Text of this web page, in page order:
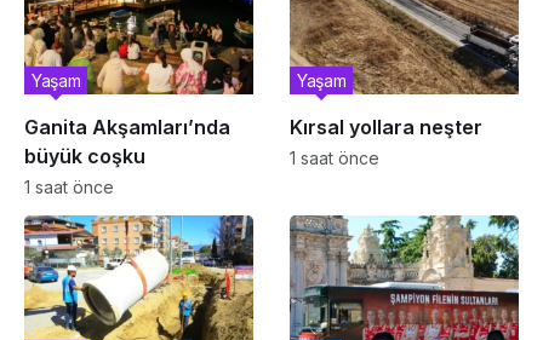
Ganita Akşamları’nda
büyük coşku
Yaşam
1 saat önce
Kırsal yollara neşter
Yaşam
1 saat önce